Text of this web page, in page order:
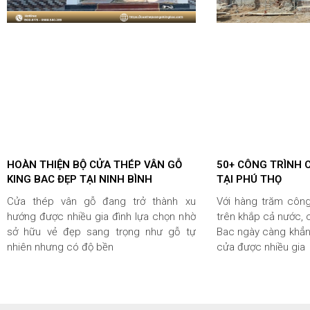
HOÀN THIỆN BỘ CỬA THÉP VÂN GỖ
KING BAC ĐẸP TẠI NINH BÌNH
Cửa thép vân gỗ đang trở thành xu
hướng được nhiều gia đình lựa chọn nhờ
sở hữu vẻ đẹp sang trọng như gỗ tự
nhiên nhưng có độ bền
50+ CÔNG TRÌNH
TẠI PHÚ THỌ
Với hàng trăm
trên khắp cả nước,
Bac ngày càng
cửa được nhiều gia